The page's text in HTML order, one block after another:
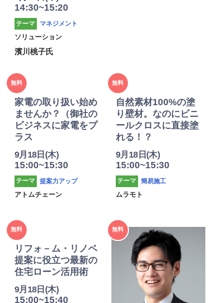
14:30~15:20
テーマ
マネジメント
ソリューション
濱川桃子氏
2025年
度
無料
家電の取り扱い始め
ませんか？（御社の
ビジネスに家電をプ
ラス
9月18日(木)
15:00~15:30
テーマ
提案力アップ
アトムチェーン
2025年
度
無料
自然素材100%の塗
り壁材。なのにビニ
ールクロスに直接塗
れる！？
9月18日(木)
15:00~15:30
テーマ
簡易施工
ムラモト
2025年
度
無料
リフォ－ム・リノベ
提案に役立つ最新の
住宅ローン活用術
9月18日(木)
15:00~15:40
2025年
度
無料